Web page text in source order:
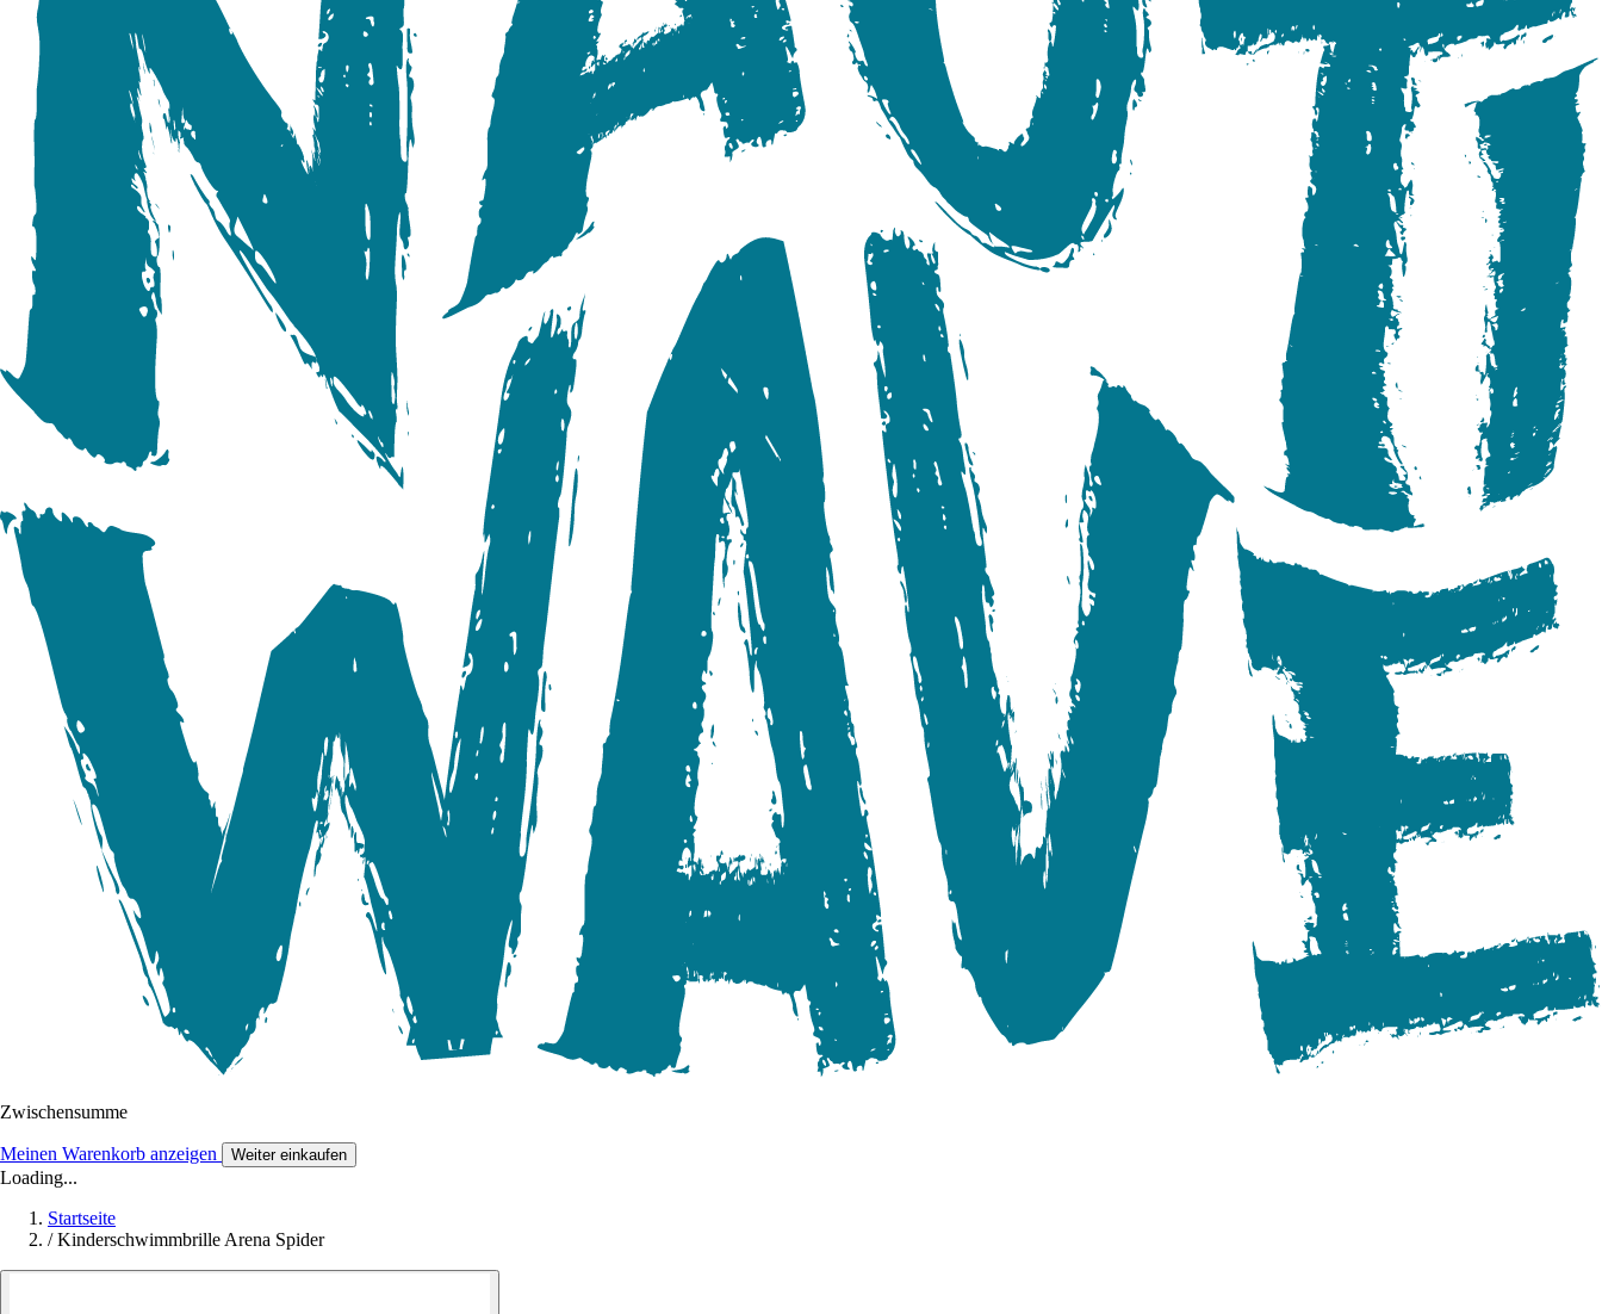
Zwischensumme
Meinen Warenkorb anzeigen Weiter einkaufen
Loading...
Startseite
/ Kinderschwimmbrille Arena Spider